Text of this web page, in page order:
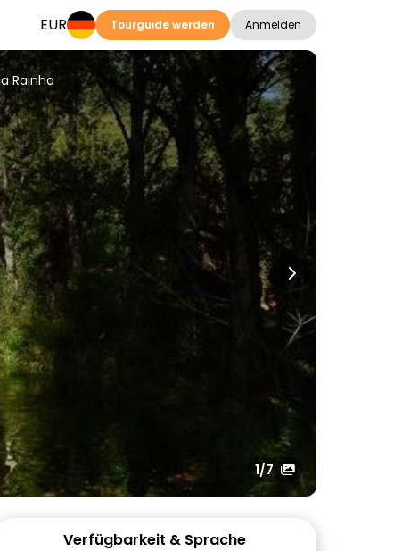
EUR Tourguide werden Anmelden
Rainha
1/7
Verfügbarkeit & Sprache